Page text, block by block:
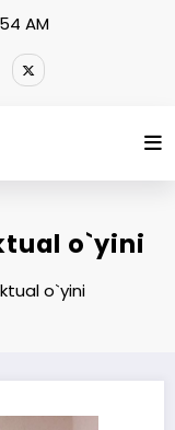
AM
o`yini
o`yini